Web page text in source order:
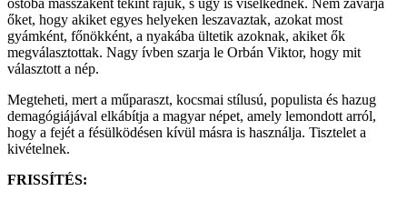
őket, hogy akiket egyes helyeken leszavaztak, azokat most
gyámként, főnökként, a nyakába ültetik azoknak, akiket ők
megválasztottak. Nagy ívben szarja le Orbán Viktor, hogy mit
választott a nép.
Megteheti, mert a műparaszt, kocsmai stílusú, populista és hazug
demagógiájával elkábítja a magyar népet, amely lemondott arról,
hogy a fejét a fésülködésen kívül másra is használja. Tisztelet a
kivételnek.
FRISSÍTÉS: